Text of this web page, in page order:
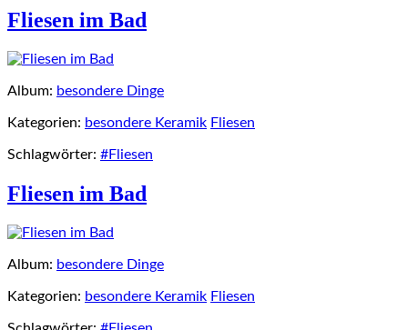
Fliesen im Bad
Album: besondere Dinge
Kategorien: besondere Keramik Fliesen
Schlagwörter: #Fliesen
Fliesen im Bad
Album: besondere Dinge
Kategorien: besondere Keramik Fliesen